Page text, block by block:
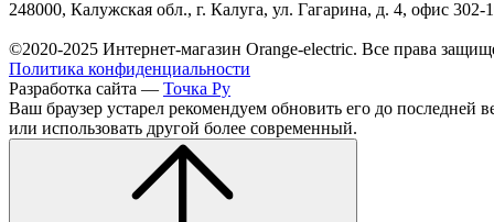
248000, Калужская обл., г. Калуга, ул. Гагарина, д. 4, офис 302-
©2020-2025 Интернет-магазин Orange-electric. Все права
Политика конфиденциальности
Разработка сайта — Точка Ру
Ваш браузер устарел рекомендуем обновить его до последней
или использовать другой более современный.